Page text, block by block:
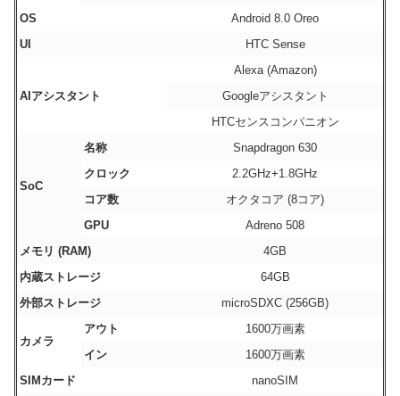
OS
Android 8.0 Oreo
UI
HTC Sense
AIアシスタント
Alexa (Amazon)
Googleアシスタント
HTCセンスコンパニオン
SoC
名称
Snapdragon 630
クロック
2.2GHz+1.8GHz
コア数
オクタコア (8コア)
GPU
Adreno 508
メモリ (RAM)
4GB
内蔵ストレージ
64GB
外部ストレージ
microSDXC (256GB)
カメラ
アウト
1600万画素
イン
1600万画素
SIMカード
nanoSIM